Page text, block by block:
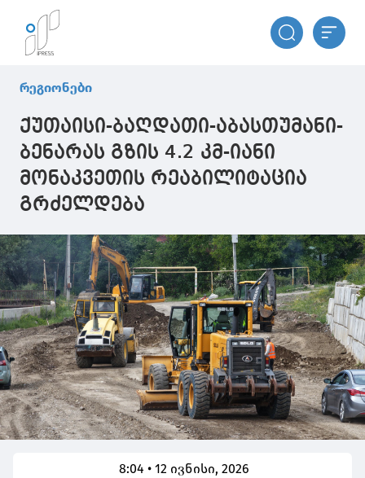
რეგიონები
ქუთაისი-ბაღდათი-აბასთუმანი-
ბენარას გზის 4.2 კმ-იანი
მონაკვეთის რეაბილიტაცია
გრძელდება
8:04 • 12 ივნისი, 2026